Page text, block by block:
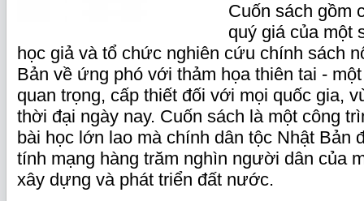
Cuốn sách gồm
quý giá của một
học giả và tổ chức nghiên cứu chính sách
Bản về ứng phó với thảm họa thiên tai -
quan trọng, cấp thiết đối với mọi quốc gia,
thời đại ngày nay. Cuốn sách là một công
bài học lớn lao mà chính dân tộc Nhật Bản
tính mạng hàng trăm nghìn người dân của
xây dựng và phát triển đất nước.